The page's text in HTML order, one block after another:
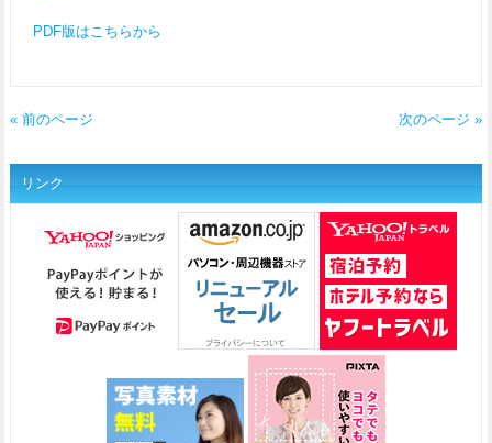
PDF版はこちらから
« 前のページ 次のページ »
リンク